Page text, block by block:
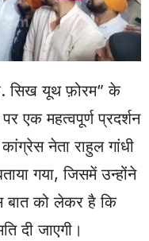
सिख यूथ फ़ोरम” के
एक महत्वपूर्ण प्रदर्शन
नेता राहुल गांधी
गया, जिसमें उन्होंने
बात को लेकर है कि
दी जाएगी।